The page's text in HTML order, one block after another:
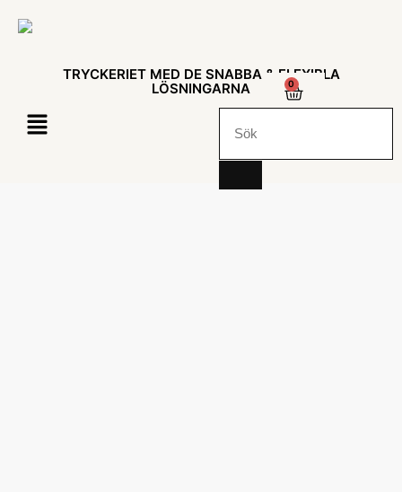
TRYCKERIET MED DE SNABBA & FLEXIBLA
LÖSNINGARNA
0